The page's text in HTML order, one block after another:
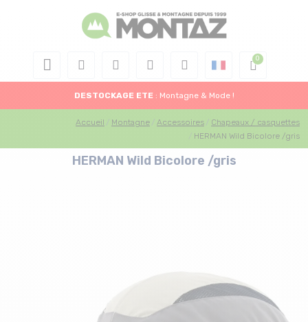
DESTOCKAGE ETE : Montagne & Mode !
Accueil Montagne Accessoires
Chapeaux / casquettes
HERMAN Wild Bicolore /gris
HERMAN Wild Bicolore /gris